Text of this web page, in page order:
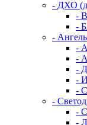
- ДХО
-
-
-
-
-
-
-
-
-
-
-